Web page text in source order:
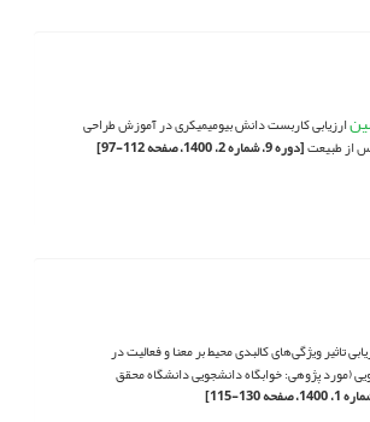
ارزیابی کاربست دانش بیومیمیکری در آموزش طراحی
از طبیعت[دوره 9، شماره 2، 1400، صفحه 112-97]
تاثیر ویژگی‌های کالبدی محیط بر معنا و فعالیت در
(مورد پژوهی: خوابگاه دانشجویی دانشگاه محقق